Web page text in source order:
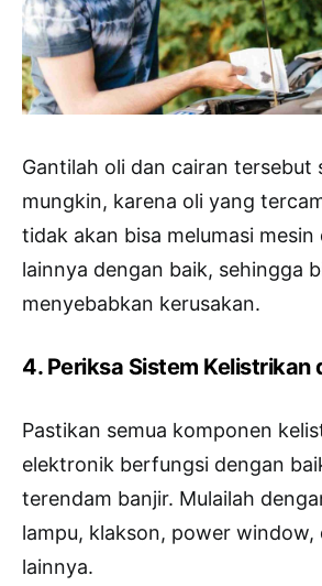
Gantilah oli dan cairan tersebut
mungkin, karena oli yang
tidak akan bisa melumasi
lainnya dengan baik, sehingga
menyebabkan kerusakan.
4. Periksa Sistem Kelistrikan
Pastikan semua komponen
elektronik berfungsi dengan
terendam banjir. Mulailah
lampu, klakson, power
lainnya.